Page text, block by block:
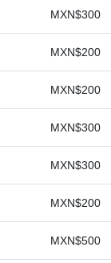
MXN$300
MXN$200
MXN$200
MXN$300
MXN$300
MXN$200
MXN$500